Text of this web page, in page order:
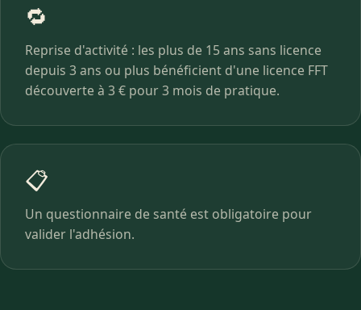
🔁
Reprise d'activité : les plus de 15 ans sans licence
depuis 3 ans ou plus bénéficient d'une licence FFT
découverte à 3 € pour 3 mois de pratique.
📋
Un questionnaire de santé est obligatoire pour
valider l'adhésion.